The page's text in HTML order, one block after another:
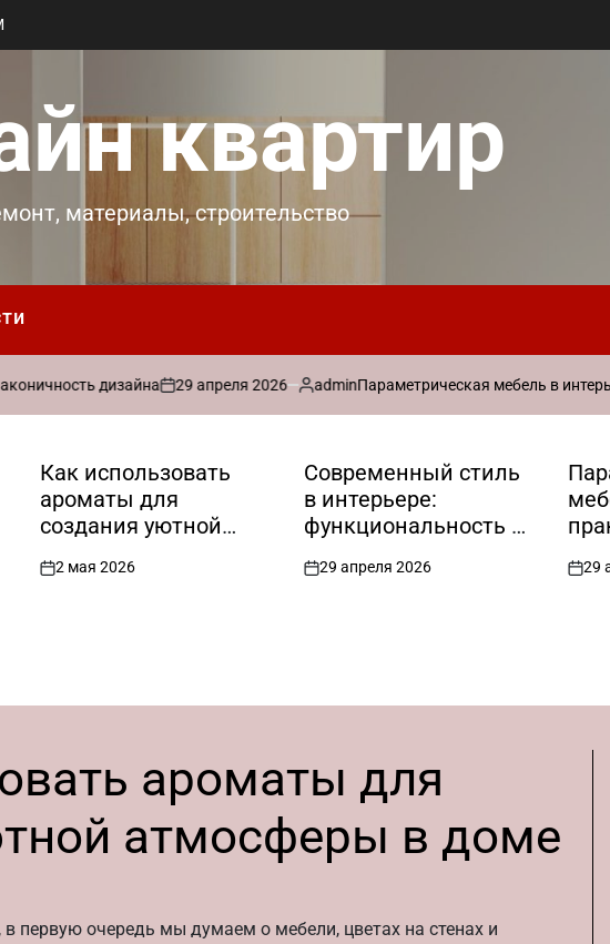
квартир
материалы, строительство
дизайна
on
29 апреля 2026
Запись
от
adminПараметрическая мебель в интерьере:
Как использовать
ароматы для
создания уютной
on
2 мая 2026
Современный стиль
в интерьере:
функциональность и
дизайна
on
29 апреля 2026
on
29
ароматы для
атмосферы в доме
первую очередь мы думаем о мебели, цветах на стенах и